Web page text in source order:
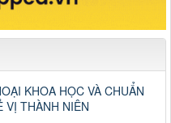
KHOA HỌC VÀ CHUẨN
VỊ THÀNH NIÊN